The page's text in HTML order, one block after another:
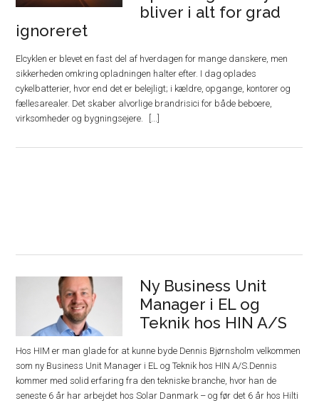
bliver i alt for grad
ignoreret
Elcyklen er blevet en fast del af hverdagen for mange danskere, men
sikkerheden omkring opladningen halter efter. I dag oplades
cykelbatterier, hvor end det er belejligt; i kældre, opgange, kontorer og
fællesarealer. Det skaber alvorlige brandrisici for både beboere,
virksomheder og bygningsejere.
Ny Business Unit
Manager i EL og
Teknik hos HIN A/S
Hos HIM er man glade for at kunne byde Dennis Bjørnsholm velkommen
som ny Business Unit Manager i EL og Teknik hos HIN A/S.Dennis
kommer med solid erfaring fra den tekniske branche, hvor han de
seneste 6 år har arbejdet hos Solar Danmark – og før det 6 år hos Hilti